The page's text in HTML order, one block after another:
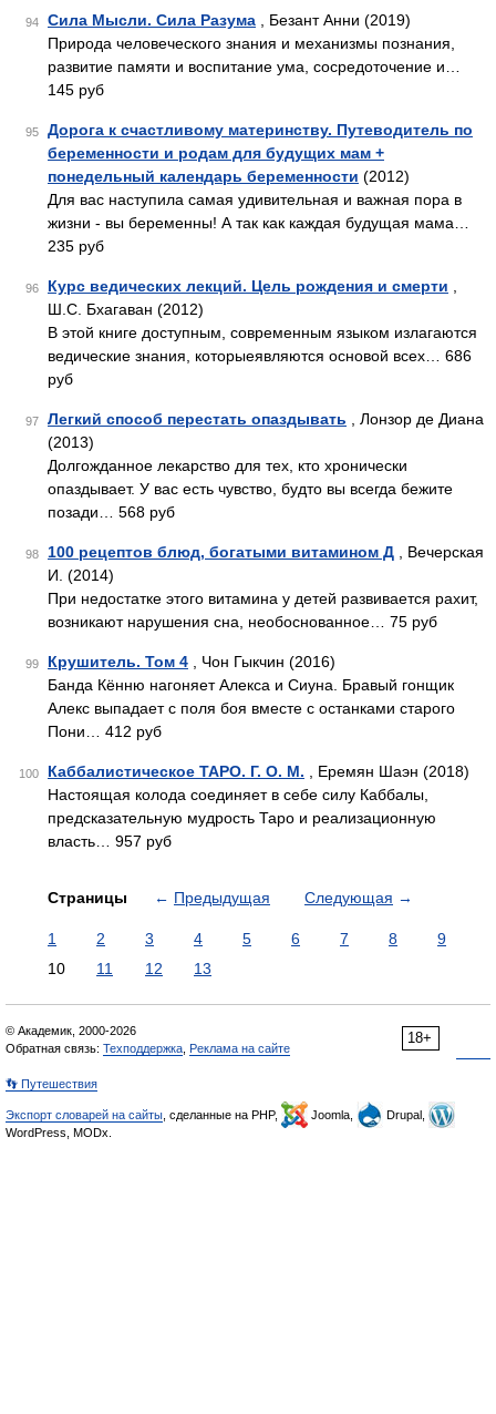
94 Сила Мысли. Сила Разума , Безант Анни (2019)
Природа человеческого знания и механизмы познания,
развитие памяти и воспитание ума, сосредоточение и…
145 руб
95
Дорога к счастливому материнству. Путеводитель по
беременности и родам для будущих мам +
понедельный календарь беременности (2012)
Для вас наступила самая удивительная и важная пора в
жизни - вы беременны! А так как каждая будущая мама…
235 руб
96 Курс ведических лекций. Цель рождения и смерти
Ш.С. Бхагаван (2012)
В этой книге доступным, современным языком излагаются
ведические знания, которыеявляются основой всех… 686
руб
97 Легкий способ перестать опаздывать , Лонзор де Диана
(2013)
Долгожданное лекарство для тех, кто хронически
опаздывает. У вас есть чувство, будто вы всегда бежите
позади… 568 руб
98 100 рецептов блюд, богатыми витамином Д , Вечерская
И. (2014)
При недостатке этого витамина у детей развивается рахит,
возникают нарушения сна, необоснованное… 75 руб
99 Крушитель. Том 4 , Чон Гыкчин (2016)
Банда Кённю нагоняет Алекса и Сиуна. Бравый гонщик
Алекс выпадает с поля боя вместе с останками старого
Пони… 412 руб
100 Каббалистическое ТАРО. Г. О. М. , Еремян Шаэн (2018)
Настоящая колода соединяет в себе силу Каббалы,
предсказательную мудрость Таро и реализационную
власть… 957 руб
Страницы ← Предыдущая Следующая →
1 2 3 4 5 6 7 8
9
10
11 12 13
18+
© Академик, 2000-2026
Обратная связь: Техподдержка Реклама на сайте
👣 Путешествия
Экспорт словарей на сайты , сделанные на PHP, Joomla,
Drupal,
WordPress, MODx.